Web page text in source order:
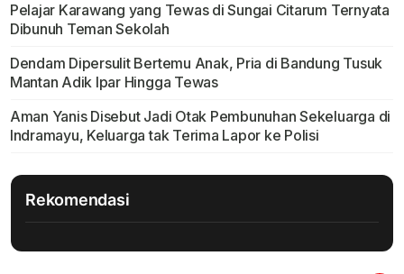
Pelajar Karawang yang Tewas di Sungai Citarum Ternyata
Dibunuh Teman Sekolah
Dendam Dipersulit Bertemu Anak, Pria di Bandung Tusuk
Mantan Adik Ipar Hingga Tewas
Aman Yanis Disebut Jadi Otak Pembunuhan Sekeluarga di
Indramayu, Keluarga tak Terima Lapor ke Polisi
Rekomendasi